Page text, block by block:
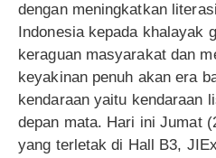
dengan meningkatkan
Indonesia kepada khalayak
keraguan masyarakat dan
keyakinan penuh akan era
kendaraan yaitu kendaraan
depan mata. Hari ini Jumat
yang terletak di Hall B3,